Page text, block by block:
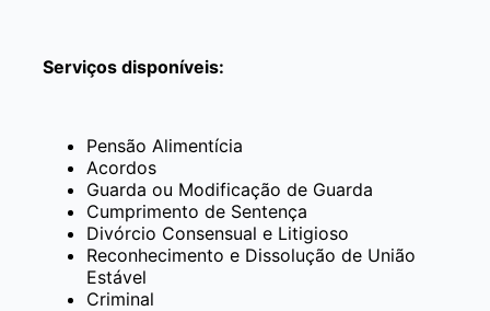
Serviços disponíveis:
Pensão Alimentícia
Acordos
Guarda ou Modificação de Guarda
Cumprimento de Sentença
Divórcio Consensual e Litigioso
Reconhecimento e Dissolução de União
Estável
Criminal